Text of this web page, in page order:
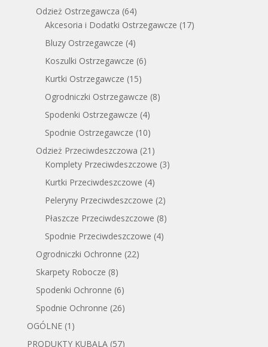
Odzież Ostrzegawcza (64)
Akcesoria i Dodatki Ostrzegawcze (17)
Bluzy Ostrzegawcze (4)
Koszulki Ostrzegawcze (6)
Kurtki Ostrzegawcze (15)
Ogrodniczki Ostrzegawcze (8)
Spodenki Ostrzegawcze (4)
Spodnie Ostrzegawcze (10)
Odzież Przeciwdeszczowa (21)
Komplety Przeciwdeszczowe (3)
Kurtki Przeciwdeszczowe (4)
Peleryny Przeciwdeszczowe (2)
Płaszcze Przeciwdeszczowe (8)
Spodnie Przeciwdeszczowe (4)
Ogrodniczki Ochronne (22)
Skarpety Robocze (8)
Spodenki Ochronne (6)
Spodnie Ochronne (26)
OGÓLNE (1)
PRODUKTY KUBALA (57)